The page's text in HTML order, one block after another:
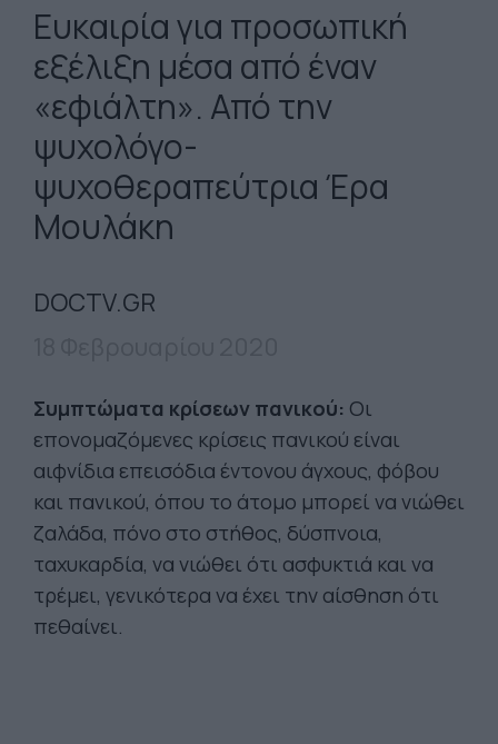
Ευκαιρία για προσωπική
εξέλιξη μέσα από έναν
«εφιάλτη». Από την
ψυχολόγο-
ψυχοθεραπεύτρια Έρα
Μουλάκη
DOCTV.GR
Συμπτώματα κρίσεων πανικού: Οι
επονομαζόμενες κρίσεις πανικού είναι
αιφνίδια επεισόδια έντονου άγχους, φόβου
και πανικού, όπου το άτομο μπορεί να νιώθει
ζαλάδα, πόνο στο στήθος, δύσπνοια,
ταχυκαρδία, να νιώθει ότι ασφυκτιά και να
τρέμει, γενικότερα να έχει την αίσθηση ότι
πεθαίνει.